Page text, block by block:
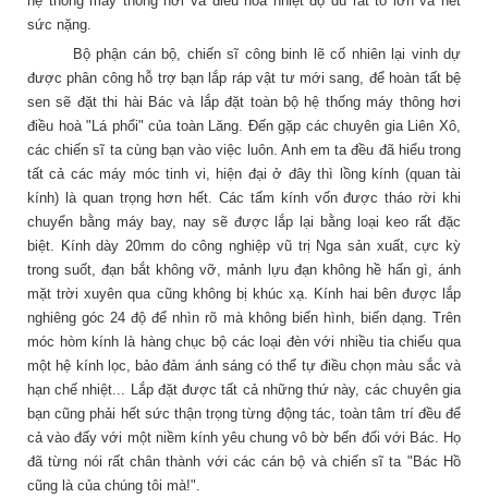
sức nặng.
Bộ phận cán bộ, chiến sĩ công binh lẽ cố nhiên lại vinh dự
được phân công hỗ trợ bạn lắp ráp vật tư mới sang, để hoàn tất bệ
sen sẽ đặt thi hài Bác và lắp đặt toàn bộ hệ thống máy thông hơi
điều hoà "Lá phổi" của toàn Lăng. Đến gặp các chuyên gia Liên Xô,
các chiến sĩ ta cùng bạn vào việc luôn. Anh em ta đều đã hiểu trong
tất cả các máy móc tinh vi, hiện đại ở đây thì lồng kính (quan tài
kính) là quan trọng hơn hết. Các tấm kính vốn được tháo rời khi
chuyển bằng máy bay, nay sẽ được lắp lại bằng loại keo rất đặc
biệt. Kính dày 20mm do công nghiệp vũ trị Nga sản xuất, cực kỳ
trong suốt, đạn bắt không vỡ, mảnh lựu đạn không hề hấn gì, ánh
mặt trời xuyên qua cũng không bị khúc xạ. Kính hai bên được lắp
nghiêng góc 24 độ để nhìn rõ mà không biến hình, biến dạng. Trên
móc hòm kính là hàng chục bộ các loại đèn với nhiều tia chiếu qua
một hệ kính lọc, bảo đảm ánh sáng có thể tự điều chọn màu sắc và
hạn chế nhiệt... Lắp đặt được tất cả những thứ này, các chuyên gia
bạn cũng phải hết sức thận trọng từng động tác, toàn tâm trí đều để
cả vào đấy với một niềm kính yêu chung vô bờ bến đối với Bác. Họ
đã từng nói rất chân thành với các cán bộ và chiến sĩ ta "Bác Hồ
cũng là của chúng tôi mà!".